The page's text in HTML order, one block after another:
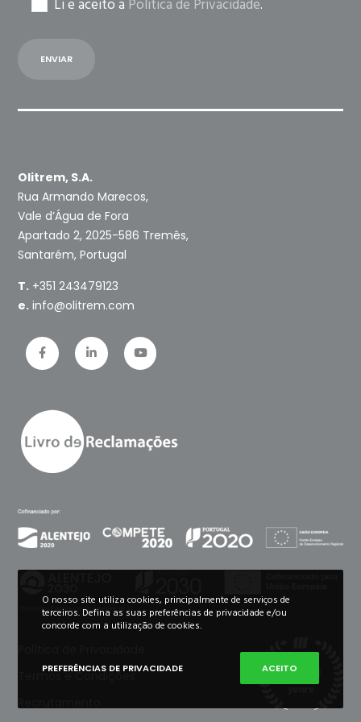
Li e aceito a Politica de Privacidade.
Olitrem, S.A.
Rua Armando Marecos,
Vale d’Água de Fora
Apartado 2, 2025-586 Tremês,
Santarém, Portugal
T. +351 243479123
e. info@olitrem.com
Termos e Condições
O nosso site utiliza cookies, principalmente de serviços de
terceiros. Defina as suas preferências de privacidade e/ou
concorde com a utilização de cookies.
PREFERÊNCIAS DE PRIVACIDADE ACEITO